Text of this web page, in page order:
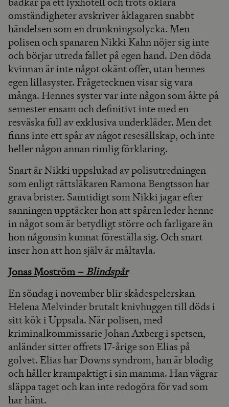
omständigheter avskriver åklagaren snabbt
händelsen som en drunkningsolycka. Men
polisen och spanaren Nikki Kahn nöjer sig inte
och börjar utreda fallet på egen hand. Den döda
kvinnan är inte något okänt offer, utan hennes
egen lillasyster. Frågetecknen visar sig vara
många. Hennes syster var inte någon som åkte på
semester ensam och definitivt inte med en
resväska full av exklusiva underkläder. Men det
finns inte ett spår av något resesällskap, och inte
heller någon annan rimlig förklaring.
Snart är Nikki uppslukad av polisutredningen
som enligt rättsläkaren Ramona Bengtsson har
grava brister. Samtidigt som Nikki jagar efter
sanningen upptäcker hon att spåren leder henne
in något som är betydligt större och farligare än
hon någonsin kunnat föreställa sig. Och snart
inser hon att hon själv är måltavla.
Jonas Moström –Blindspår
En söndag i november blir skådespelerskan
Helena Melvinder brutalt knivhuggen till döds i
sitt kök i Uppsala. När polisen, med
kriminalkommissarie Johan Axberg i spetsen,
anländer sitter offrets 17-årige son Elias på
golvet. Elias har Downs syndrom, han är blodig
och håller krampaktigt i sin mamma. Han vägrar
släppa taget och kan inte redogöra för vad som
har hänt.